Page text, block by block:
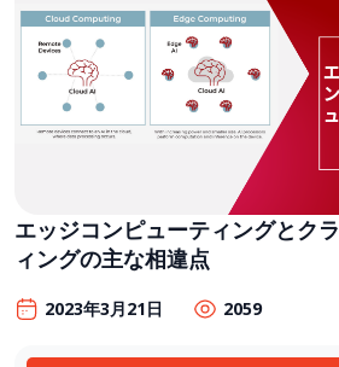
エッジコンピューティングとク
ィングの主な相違点
2023年3月21日 2059